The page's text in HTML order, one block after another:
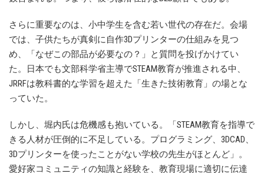
さらに重要なのは、小中学生を含む若い世代の存在だ。会場
では、子供たちが真剣に自作3Dプリンターの仕組みを見つ
め、「なぜこの部品が必要なの？」と質問を投げかけてい
た。日本でも文部科学省主導でSTEAM教育が推進される中、
JRRFは教科書的な学習を超えた「生きた技術教育」の場とな
っていた。
しかし、堀内氏は危機感も抱いている。「STEAM教育を指導で
きる人材が圧倒的に不足している。プログラミング、3DCAD、
3Dプリンターを使ったことがない学校の先生がほとんど」。
愛好家コミュニティの知識と経験を、教育現場に適切に伝達